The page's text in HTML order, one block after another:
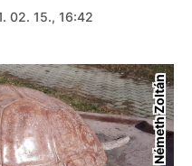
02. 15., 16:42
Németh Zoltán